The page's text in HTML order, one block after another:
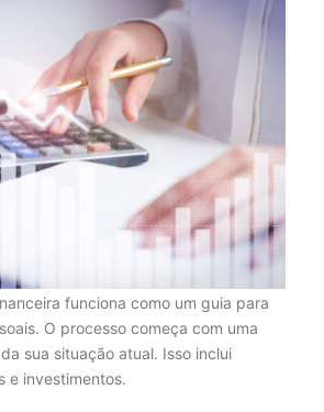
funciona como um guia para
O processo começa com uma
sua situação atual. Isso inclui
e investimentos.